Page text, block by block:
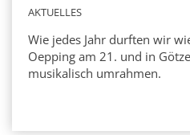
AKTUELLES
Wie jedes Jahr durften wir
Oepping am 21. und in
musikalisch umrahmen.